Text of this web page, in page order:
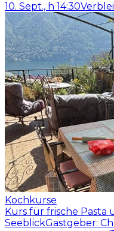
10. Sept., h 14:30
Kochkurse
Kurs für frische Pasta
SeeblickGastgeber: